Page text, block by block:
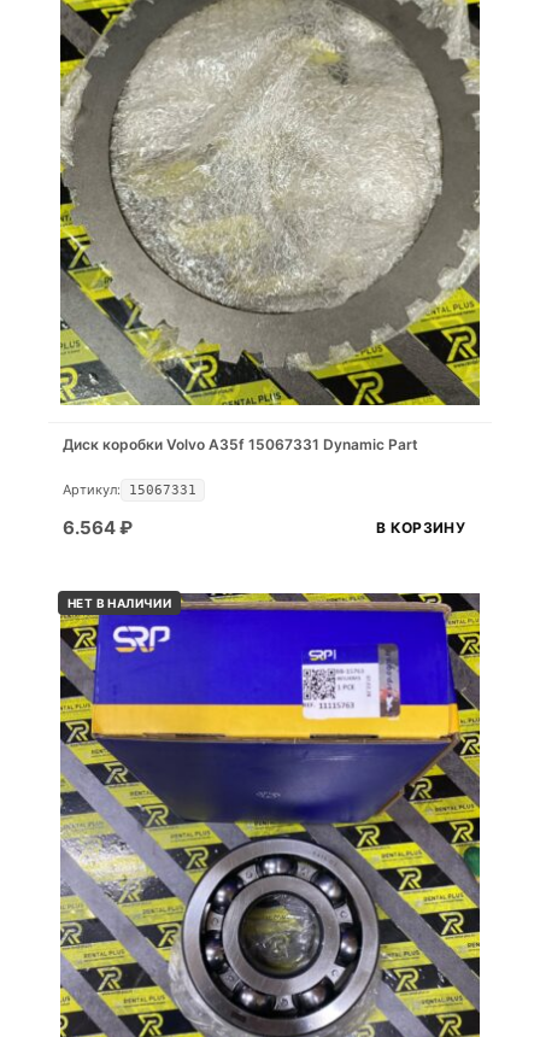
Диск коробки Volvo A35f 15067331 Dynamic Part
Артикул: 15067331
6.564₽ В КОРЗИНУ
НЕТ В НАЛИЧИИ